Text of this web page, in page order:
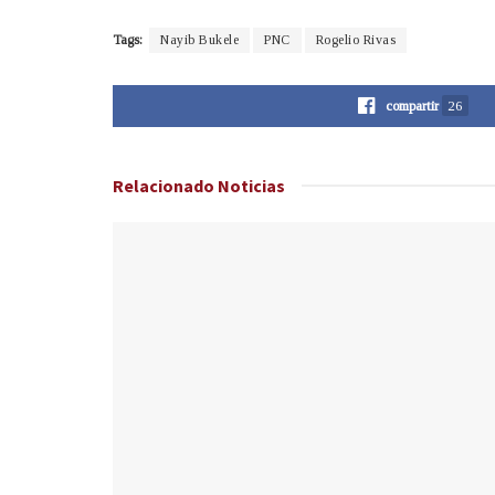
Tags: Nayib Bukele PNC Rogelio Rivas
compartir 26
Relacionado Noticias